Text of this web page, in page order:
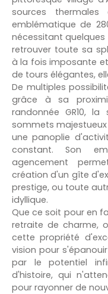
sources
emblématique de
nécessitant
retrouver toute sa
à la fois imposante
de tours élégantes,
De multiples
grâce à sa
randonnée GR10,
sommets
une panoplie
constant. Son
agencement
création d'un gîte
prestige, ou toute
idyllique.
Que ce soit pour en
retraite de charme,
cette propriété
vision pour
par le potentiel
d'histoire, qui
pour rayonner de